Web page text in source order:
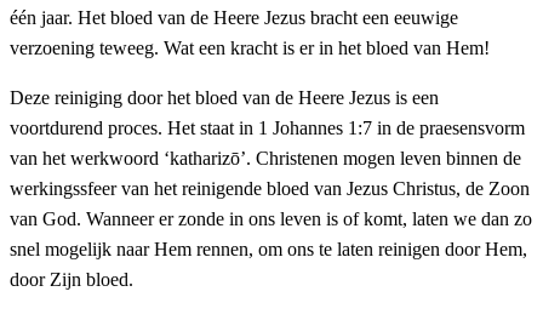
één jaar. Het bloed van de Heere Jezus bracht een eeuwige
verzoening teweeg. Wat een kracht is er in het bloed van Hem!
Deze reiniging door het bloed van de Heere Jezus is een
voortdurend proces. Het staat in 1 Johannes 1:7 in de praesensvorm
van het werkwoord ‘katharizō’. Christenen mogen leven binnen de
werkingssfeer van het reinigende bloed van Jezus Christus, de Zoon
van God. Wanneer er zonde in ons leven is of komt, laten we dan zo
snel mogelijk naar Hem rennen, om ons te laten reinigen door Hem,
door Zijn bloed.